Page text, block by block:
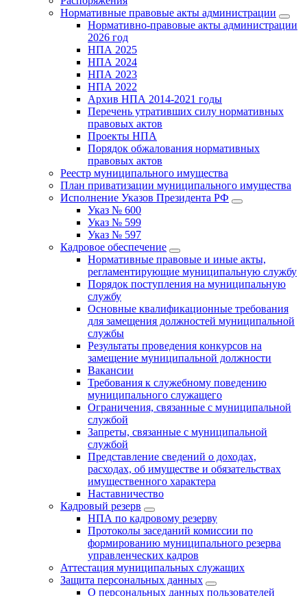
Нормативные правовые акты администрации
Нормативно-правовые акты администрации
2026 год
НПА 2025
НПА 2024
НПА 2023
НПА 2022
Архив НПА 2014-2021 годы
Перечень утративших силу нормативных
правовых актов
Проекты НПА
Порядок обжалования нормативных
правовых актов
Реестр муниципального имущества
План приватизации муниципального имущества
Исполнение Указов Президента РФ
Указ № 600
Указ № 599
Указ № 597
Кадровое обеспечение
Нормативные правовые и иные акты,
регламентирующие муниципальную службу
Порядок поступления на муниципальную
службу
Основные квалификационные требования
для замещения должностей муниципальной
службы
Результаты проведения конкурсов на
замещение муниципальной должности
Вакансии
Требования к служебному поведению
муниципального служащего
Ограничения, связанные с муниципальной
службой
Запреты, связанные с муниципальной
службой
Представление сведений о доходах,
расходах, об имуществе и обязательствах
имущественного характера
Наставничество
Кадровый резерв
НПА по кадровому резерву
Протоколы заседаний комиссии по
формированию муниципального резерва
управленческих кадров
Аттестация муниципальных служащих
Защита персональных данных
О персональных данных пользователей